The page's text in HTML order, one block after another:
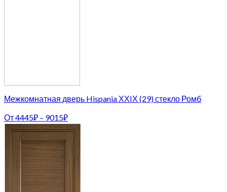
Межкомнатная дверь Hispania ХХIХ (29) стекло Ромб
От4445₽ – 9015₽